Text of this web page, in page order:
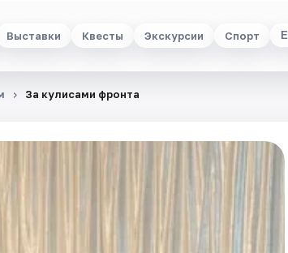
Выставки Квесты Экскурсии Спорт
За кулисами фронта